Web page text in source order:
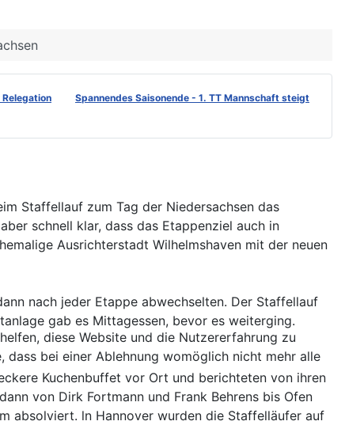
Spannendes Saisonende - 1. TT Mannschaft steigt
Staffellauf zum Tag der Niedersachsen das
schnell klar, dass das Etappenziel auch in
Ausrichterstadt Wilhelmshaven mit der neuen
nach jeder Etappe abwechselten. Der Staffellauf
gab es Mittagessen, bevor es weiterging.
Kuchenbuffet vor Ort und berichteten von ihren
von Dirk Fortmann und Frank Behrens bis Ofen
absolviert. ln Hannover wurden die Staffelläufer auf
diese Website und die Nutzererfahrung zu
dass bei einer Ablehnung womöglich nicht mehr alle